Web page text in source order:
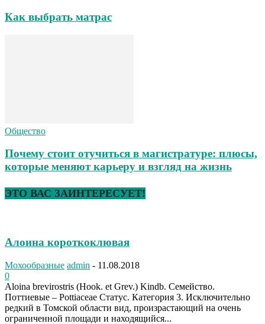
Как выбрать матрас
Общество
Почему стоит отучиться в магистратуре: плюсы,
которые меняют карьеру и взгляд на жизнь
ЭТО ВАС ЗАИНТЕРЕСУЕТ!
Алоина короткоклювая
Мохообразные admin - 11.08.2018
0
Aloina brevirostris (Hook. et Grev.) Kindb. Семейство.
Поттиевые – Pottiaceae Статус. Категория 3. Исключительно
редкий в Томской области вид, произрастающий на очень
ограниченной площади и находящийся...